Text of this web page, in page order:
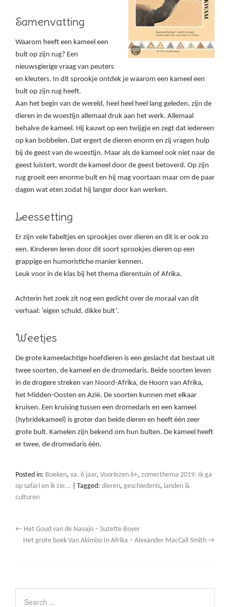
Samenvatting
Waarom heeft een kameel een
bult op zijn rug? Een
nieuwsgierige vraag van peuters
en kleuters. In dit sprookje ontdek je waarom een kameel een
bult op zijn rug heeft.
Aan het begin van de wereld, heel heel heel lang geleden, zijn de
dieren in de woestijn allemaal druk aan het werk. Allemaal
behalve de kameel. Hij kauwt op een twijgje en zegt dat iedereen
op kan bobbelen. Dat ergert de dieren enorm en zij vragen hulp
bij de geest van de woestijn. Maar als de kameel ook niet naar de
geest luistert, wordt de kameel door de geest betoverd. Op zijn
rug groeit een enorme bult en hij mag voortaan maar om de paar
dagen wat eten zodat hij langer door kan werken.
Leessetting
Er zijn vele fabeltjes en sprookjes over dieren en dit is er ook zo
een. Kinderen leren door dit soort sprookjes dieren op een
grappige en humoristiche manier kennen.
Leuk voor in de klas bij het thema dierentuin of Afrika.
Achterin het zoek zit nog een gedicht over de moraal van dit
verhaal: ‘eigen schuld, dikke bult’.
Weetjes
De grote kameelachtige hoefdieren is een geslacht dat bestaat uit
twee soorten, de kameel en de dromedaris. Beide soorten leven
in de drogere streken van Noord-Afrika, de Hoorn van Afrika,
het Midden-Oosten en Azië. De soorten kunnen met elkaar
kruisen. Een kruising tussen een dromedaris en een kameel
(hybridekameel) is groter dan beide dieren en heeft één zeer
grote bult. Kamelen zijn bekend om hun bulten. De kameel heeft
er twee, de dromedaris één.
Posted in: Boeken, va. 6 jaar, Voorlezen 6+, zomerthema 2019: Ik ga
op safari en ik zie...
Tagged: dieren, geschiedenis, landen &
culturen
← Het Goud van de Navajo – Suzette Boyer
Het grote boek Van Akimbo In Afrika – Alexander MacCall Smith →